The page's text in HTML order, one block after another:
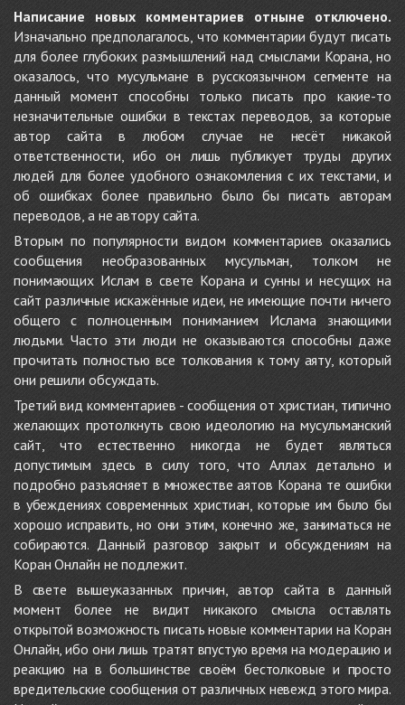
Написание новых комментариев отныне отключено.
Изначально предполагалось, что комментарии будут писать
для более глубоких размышлений над смыслами Корана, но
оказалось, что мусульмане в русскоязычном сегменте на
данный момент способны только писать про какие-то
незначительные ошибки в текстах переводов, за которые
автор сайта в любом случае не несёт никакой
ответственности, ибо он лишь публикует труды других
людей для более удобного ознакомления с их текстами, и
об ошибках более правильно было бы писать авторам
переводов, а не автору сайта.
Вторым по популярности видом комментариев оказались
сообщения необразованных мусульман, толком не
понимающих Ислам в свете Корана и сунны и несущих на
сайт различные искажённые идеи, не имеющие почти ничего
общего с полноценным пониманием Ислама знающими
людьми. Часто эти люди не оказываются способны даже
прочитать полностью все толкования к тому аяту, который
они решили обсуждать.
Третий вид комментариев - сообщения от христиан, типично
желающих протолкнуть свою идеологию на мусульманский
сайт, что естественно никогда не будет являться
допустимым здесь в силу того, что Аллах детально и
подробно разъясняет в множестве аятов Корана те ошибки
в убеждениях современных христиан, которые им было бы
хорошо исправить, но они этим, конечно же, заниматься не
собираются. Данный разговор закрыт и обсуждениям на
Коран Онлайн не подлежит.
В свете вышеуказанных причин, автор сайта в данный
момент более не видит никакого смысла оставлять
открытой возможность писать новые комментарии на Коран
Онлайн, ибо они лишь тратят впустую время на модерацию и
реакцию на в большинстве своём бестолковые и просто
вредительские сообщения от различных невежд этого мира.